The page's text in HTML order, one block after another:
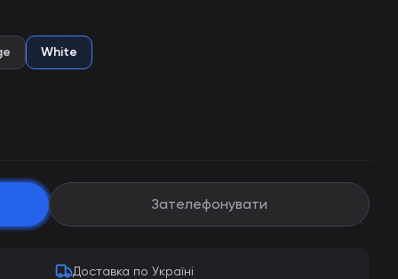
White
Зателефонувати
Доставка по Україні